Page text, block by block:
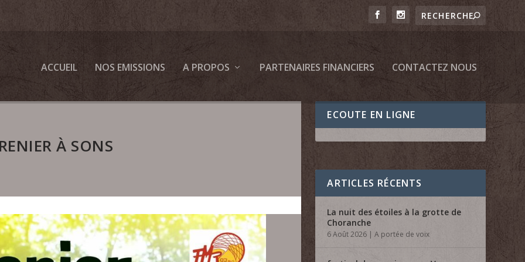
ACCUEIL NOS EMISSIONS A PROPOS PARTENAIRES FINANCIERS CONTACTEZ NOUS
À SONS
ECOUTE EN LIGNE
ARTICLES RÉCENTS
La nuit des étoiles à la grotte de
Choranche
6 Août 2026 |A portée de voix